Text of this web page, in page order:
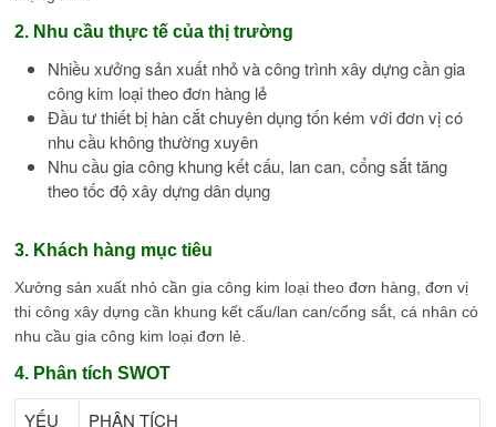
2. Nhu cầu thực tế của thị trường
Nhiều xưởng sản xuất nhỏ và công trình xây dựng cần gia
công kim loại theo đơn hàng lẻ
Đầu tư thiết bị hàn cắt chuyên dụng tốn kém với đơn vị có
nhu cầu không thường xuyên
Nhu cầu gia công khung kết cấu, lan can, cổng sắt tăng
theo tốc độ xây dựng dân dụng
3. Khách hàng mục tiêu
Xưởng sản xuất nhỏ cần gia công kim loại theo đơn hàng, đơn vị
thi công xây dựng cần khung kết cấu/lan can/cổng sắt, cá nhân có
nhu cầu gia công kim loại đơn lẻ.
4. Phân tích SWOT
YẾU
PHÂN TÍCH